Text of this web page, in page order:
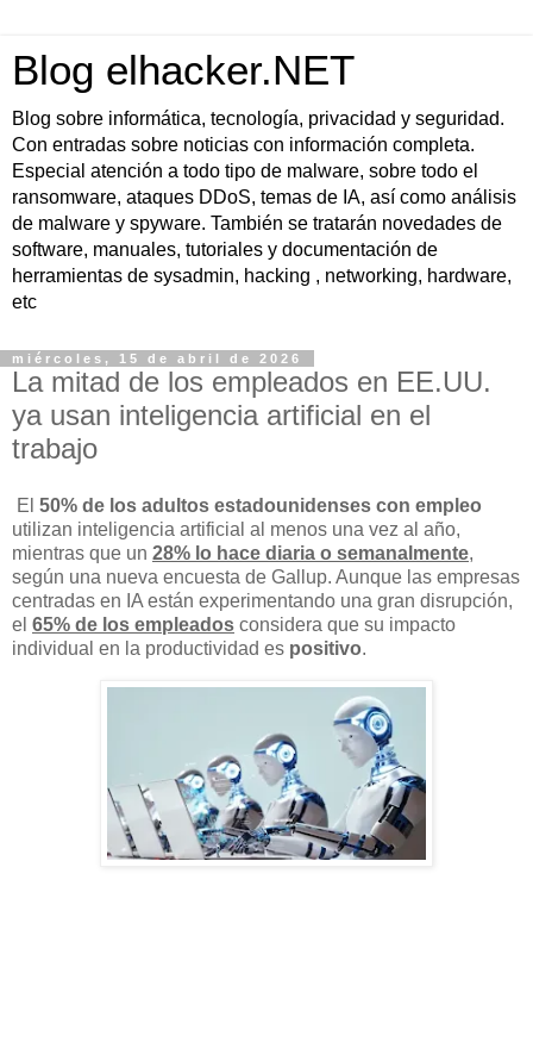
Blog elhacker.NET
Blog sobre informática, tecnología, privacidad y seguridad.
Con entradas sobre noticias con información completa.
Especial atención a todo tipo de malware, sobre todo el
ransomware, ataques DDoS, temas de IA, así como análisis
de malware y spyware. También se tratarán novedades de
software, manuales, tutoriales y documentación de
herramientas de sysadmin, hacking , networking, hardware,
etc
miércoles, 15 de abril de 2026
La mitad de los empleados en EE.UU.
ya usan inteligencia artificial en el
trabajo
El 50% de los adultos estadounidenses con empleo
utilizan inteligencia artificial al menos una vez al año,
mientras que un 28% lo hace diaria o semanalmente,
según una nueva encuesta de Gallup. Aunque las empresas
centradas en IA están experimentando una gran disrupción,
el 65% de los empleados considera que su impacto
individual en la productividad es positivo.